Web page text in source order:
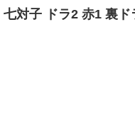
対子 ドラ2 赤1 裏